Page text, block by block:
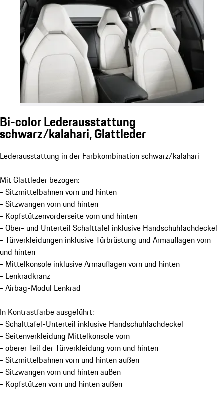
Bi-color Lederausstattung
schwarz/kalahari, Glattleder
Lederausstattung in der Farbkombination schwarz/kalahari
Mit Glattleder bezogen:
- Sitzmittelbahnen vorn und hinten
- Sitzwangen vorn und hinten
- Kopfstützenvorderseite vorn und hinten
- Ober- und Unterteil Schalttafel inklusive Handschuhfachdeckel
- Türverkleidungen inklusive Türbrüstung und Armauflagen vorn
und hinten
- Mittelkonsole inklusive Armauflagen vorn und hinten
- Lenkradkranz
- Airbag-Modul Lenkrad
In Kontrastfarbe ausgeführt:
- Schalttafel-Unterteil inklusive Handschuhfachdeckel
- Seitenverkleidung Mittelkonsole vorn
- oberer Teil der Türverkleidung vorn und hinten
- Sitzmittelbahnen vorn und hinten außen
- Sitzwangen vorn und hinten außen
- Kopfstützen vorn und hinten außen